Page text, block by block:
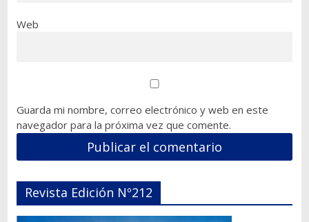
Web
Guarda mi nombre, correo electrónico y web en este
navegador para la próxima vez que comente.
Revista Edición Nº212